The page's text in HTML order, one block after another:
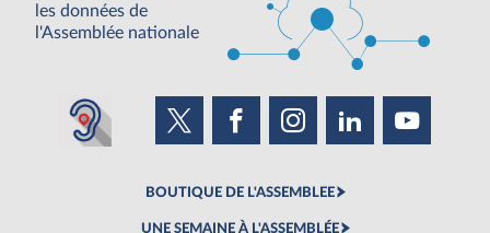
les données de
l'Assemblée nationale
BOUTIQUE DE L'ASSEMBLEE
UNE SEMAINE À L'ASSEMBLÉE